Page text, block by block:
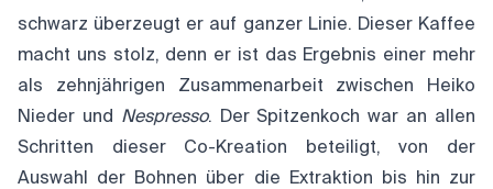
schwarz überzeugt er auf ganzer Linie. Dieser Kaffee
macht uns stolz, denn er ist das Ergebnis einer mehr
als zehnjährigen Zusammenarbeit zwischen Heiko
Nieder und Nespresso. Der Spitzenkoch war an allen
Schritten dieser Co-Kreation beteiligt, von der
Auswahl der Bohnen über die Extraktion bis hin zur